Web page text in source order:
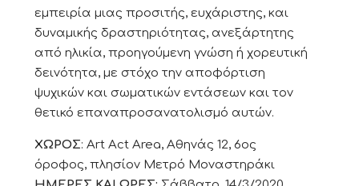
εμπειρία μιας προσιτής, ευχάριστης, και
δυναμικής δραστηριότητας, ανεξάρτητης
από ηλικία, προηγούμενη γνώση ή χορευτική
δεινότητα, με στόχο την αποφόρτιση
ψυχικών και σωματικών εντάσεων και τον
θετικό επαναπροσανατολισμό αυτών.
ΧΩΡΟΣ: Art Act Area, Αθηνάς 12, 6ος
όροφος, πλησίον Μετρό Μοναστηράκι